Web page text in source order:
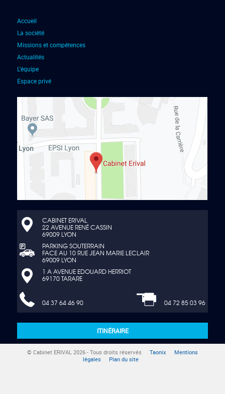
Accueil
La société
Missions et compétences
Actualités
L'équipe
Espace privé
CABINET ERIVAL
22 AVENUE RENÉ CASSIN
69009 LYON
PARKING SOUTERRAIN
FACE AU 10 RUE JEAN MARIE LECLAIR
69009 LYON
1 A AVENUE EDOUARD HERRIOT
69170 TARARE
04 37 64 46 90 04 72 85 03 96
ITINÉRAIRE
© Cabinet ERIVAL 2026 - Tous droits réservés Taonix
Mentions
légales
Plan du site